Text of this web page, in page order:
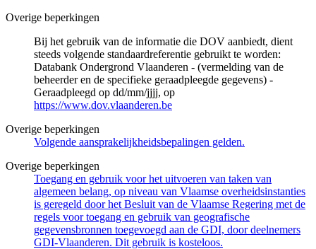
Overige beperkingen
Bij het gebruik van de informatie die DOV aanbiedt, dient
steeds volgende standaardreferentie gebruikt te worden:
Databank Ondergrond Vlaanderen - (vermelding van de
beheerder en de specifieke geraadpleegde gegevens) -
Geraadpleegd op dd/mm/jjjj, op
https://www.dov.vlaanderen.be
Overige beperkingen
Volgende aansprakelijkheidsbepalingen gelden.
Overige beperkingen
Toegang en gebruik voor het uitvoeren van taken van
algemeen belang, op niveau van Vlaamse overheidsinstanties
is geregeld door het Besluit van de Vlaamse Regering met de
regels voor toegang en gebruik van geografische
gegevensbronnen toegevoegd aan de GDI, door deelnemers
GDI-Vlaanderen. Dit gebruik is kosteloos.